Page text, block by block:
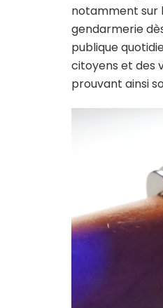
notamment sur
gendarmerie
publique
citoyens et des
prouvant ainsi